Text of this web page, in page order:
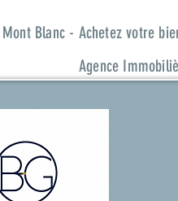
Blanc - Achetez votre
Agence